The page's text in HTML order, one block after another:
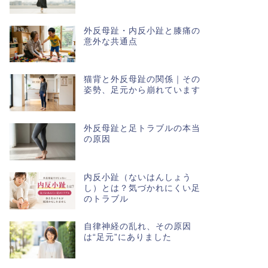
外反母趾・内反小趾と膝痛の
意外な共通点
猫背と外反母趾の関係｜その
姿勢、足元から崩れています
外反母趾と足トラブルの本当
の原因
内反小趾（ないはんしょう
し）とは？気づかれにくい足
のトラブル
自律神経の乱れ、その原因
は“足元”にありました